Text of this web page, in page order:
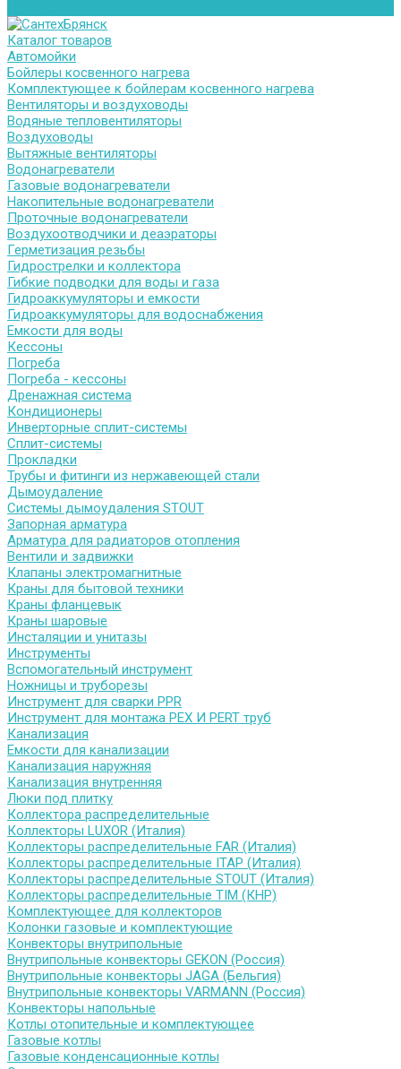
Каталог товаров
Автомойки
Бойлеры косвенного нагрева
Комплектующее к бойлерам косвенного нагрева
Вентиляторы и воздуховоды
Водяные тепловентиляторы
Воздуховоды
Вытяжные вентиляторы
Водонагреватели
Газовые водонагреватели
Накопительные водонагреватели
Проточные водонагреватели
Воздухоотводчики и деаэраторы
Герметизация резьбы
Гидрострелки и коллектора
Гибкие подводки для воды и газа
Гидроаккумуляторы и емкости
Гидроаккумуляторы для водоснабжения
Емкости для воды
Кессоны
Погреба
Погреба - кессоны
Дренажная система
Кондиционеры
Инверторные сплит-системы
Сплит-системы
Прокладки
Трубы и фитинги из нержавеющей стали
Дымоудаление
Системы дымоудаления STOUT
Запорная арматура
Арматура для радиаторов отопления
Вентили и задвижки
Клапаны электромагнитные
Краны для бытовой техники
Краны фланцевык
Краны шаровые
Инсталяции и унитазы
Инструменты
Вспомогательный инструмент
Ножницы и труборезы
Инструмент для сварки PPR
Инструмент для монтажа PEX И PERT труб
Канализация
Емкости для канализации
Канализация наружняя
Канализация внутренняя
Люки под плитку
Коллектора распределительные
Коллекторы LUXOR (Италия)
Коллекторы распределительные FAR (Италия)
Коллекторы распределительные ITAP (Италия)
Коллекторы распределительные STOUT (Италия)
Коллекторы распределительные TIM (КНР)
Комплектующее для коллекторов
Колонки газовые и комплектующие
Конвекторы внутрипольные
Внутрипольные конвекторы GEKON (Россия)
Внутрипольные конвекторы JAGA (Бельгия)
Внутрипольные конвекторы VARMANN (Россия)
Конвекторы напольные
Котлы отопительные и комплектующее
Газовые котлы
Газовые конденсационные котлы